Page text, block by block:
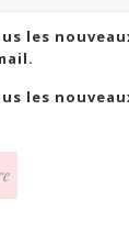
les
les